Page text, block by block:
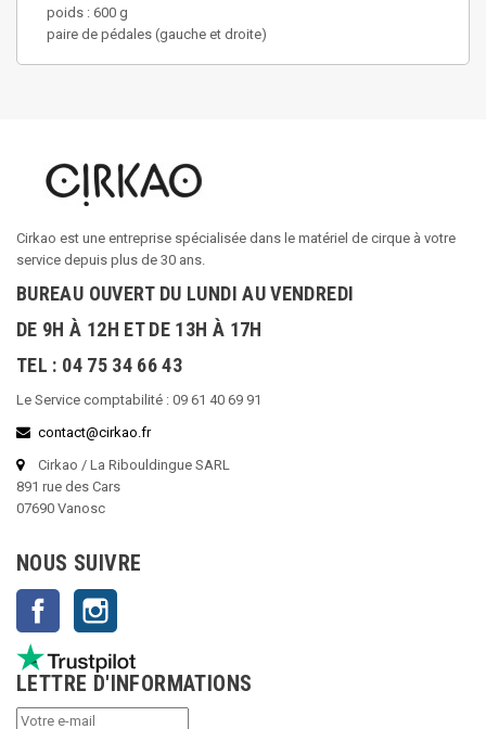
poids : 600 g
paire de pédales (gauche et droite)
Cirkao est une entreprise spécialisée dans le matériel de cirque à votre
service depuis plus de 30 ans.
BUREAU OUVERT DU LUNDI AU VENDREDI
DE 9H À 12H ET DE 13H À 17H
TEL : 04 75 34 66 43
Le Service comptabilité : 09 61 40 69 91
contact@cirkao.fr
Cirkao / La Ribouldingue SARL
891 rue des Cars
07690 Vanosc
NOUS SUIVRE
Facebook
LETTRE D'INFORMATIONS